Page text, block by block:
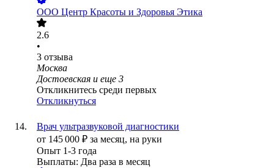
ООО Центр Красоты и Здоровья Этика
2.6
•
3 отзыва
Москва
Достоевская и еще 3
Откликнитесь среди первых
Откликнуться
Врач ультразвуковой диагностики
от 145 000 ₽ за месяц, на руки
Опыт 1-3 года
Выплаты: Два раза в месяц